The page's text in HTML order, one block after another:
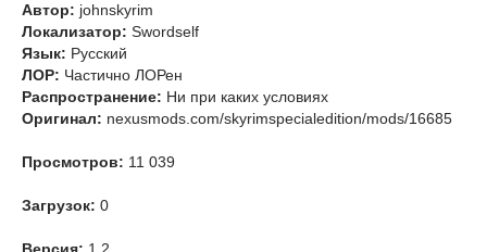
Автор: johnskyrim
Локализатор: Swordself
Язык: Русский
ЛОР: Частично ЛОРен
Распространение: Ни при каких условиях
Оригинал: nexusmods.com/skyrimspecialedition/mods/16685
Просмотров: 11 039
Загрузок: 0